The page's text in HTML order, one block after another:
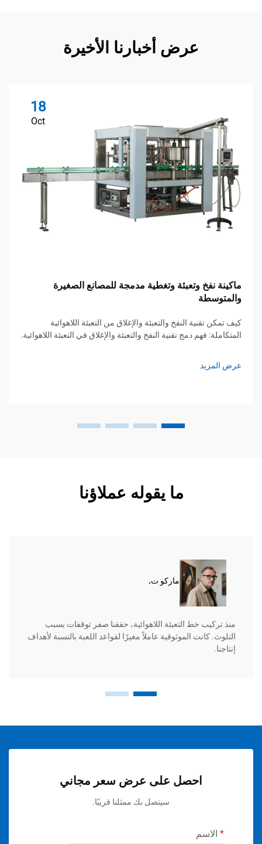
عرض أخبارنا الأخيرة
18
Oct
ماكينة نفخ وتعبئة وتغطية مدمجة للمصانع الصغيرة
والمتوسطة
كيف تمكن تقنية النفخ والتعبئة والإغلاق من التعبئة اللاهوائية
المتكاملة: فهم دمج تقنية النفخ والتعبئة والإغلاق في التعبئة اللاهوائية.
السوائل وإغلاقها ...
عرض المزيد
ما يقوله عملاؤنا
ماركو ت.
منذ تركيب خط التعبئة اللاهوائية، حققنا صفر توقفات بسبب
التلوث. كانت الموثوقية عاملاً مغيرًا لقواعد اللعبة بالنسبة لأهداف
إنتاجنا.
احصل على عرض سعر مجاني
سيتصل بك ممثلنا قريبًا.
الاسم